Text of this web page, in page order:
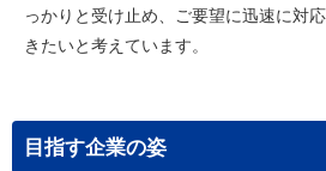
っかりと受け止め、ご要望に迅速に対
きたいと考えています。
目指す企業の姿